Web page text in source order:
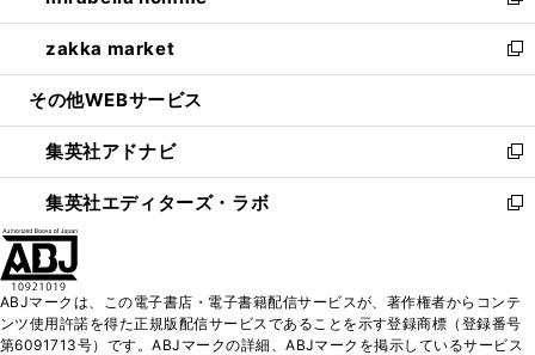
開
く
ウ
で
開
ン
ド
ウ
開
く
ウ
ィ
ン
ウ
で
開
く
し
い
ウ
ン
ド
ウ
で
zakka market
新
し
ウ
ィ
ン
ド
く
その他WEBサービス
集英社アドナビ
新
し
い
ド
ウ
集英社エディターズ・ラボ
新
ィ
ン
ABJマークは、この電子書店・電子書籍配信サービスが、著作権者からコンテ
ンツ使用許諾を得た正規版配信サービスであることを示す登録商標（登録番号
第6091713号）です。ABJマークの詳細、ABJマークを掲示しているサービス